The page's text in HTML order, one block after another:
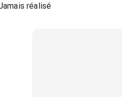
réalisé